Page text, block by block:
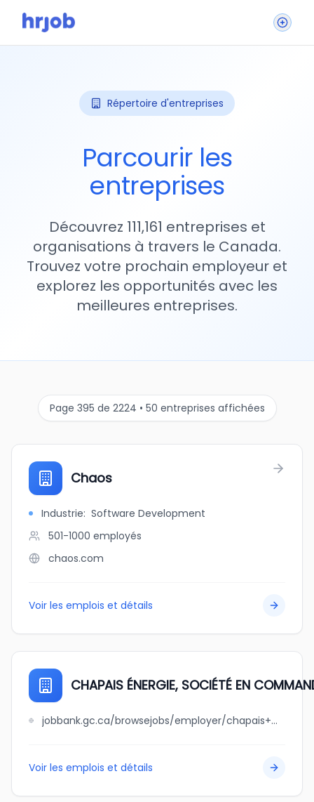
Répertoire d'entreprises
Parcourir les
entreprises
Découvrez 111,161 entreprises et
organisations à travers le Canada.
Trouvez votre prochain employeur et
explorez les opportunités avec les
meilleures entreprises.
Page 395 de 2224 • 50 entreprises affichées
Chaos
Industrie: Software Development
501-1000 employés
chaos.com
Voir les emplois et détails
CHAPAIS ÉNERGIE, SOCIÉTÉ EN
jobbank.gc.ca/browsejobs/employer/chapais+%C3%A9nergie%2C+soci%C3%A9t%C3%A9+en+commandite/ca
Voir les emplois et détails